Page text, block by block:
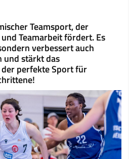
Teamsport, der
Teamarbeit fördert. Es
verbessert auch
und stärkt das
perfekte Sport für